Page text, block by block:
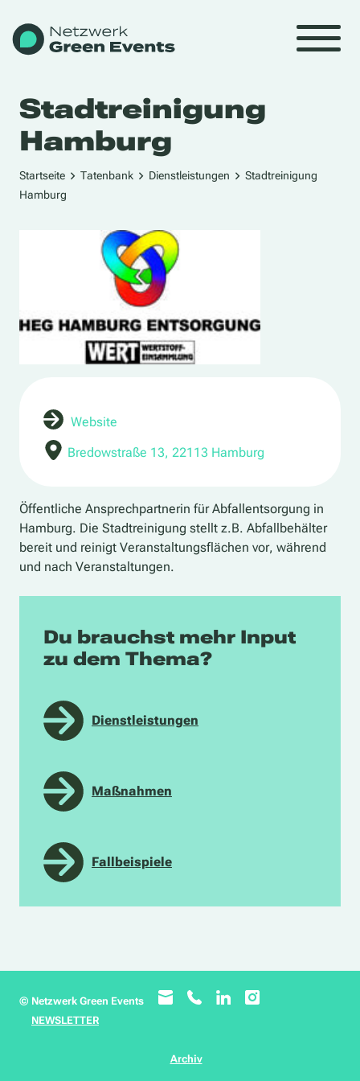
Stadtreinigung
Hamburg
Startseite Tatenbank Dienstleistungen
Stadtreinigung
Hamburg
Website
Bredowstraße 13, 22113 Hamburg
Öffentliche Ansprechpartnerin für Abfallentsorgung in
Hamburg. Die Stadtreinigung stellt z.B. Abfallbehälter
bereit und reinigt Veranstaltungsflächen vor, während
und nach Veranstaltungen.
Du brauchst mehr Input
zu dem Thema?
Dienstleistungen
Maßnahmen
Fallbeispiele
© Netzwerk Green Events
NEWSLETTER
Archiv